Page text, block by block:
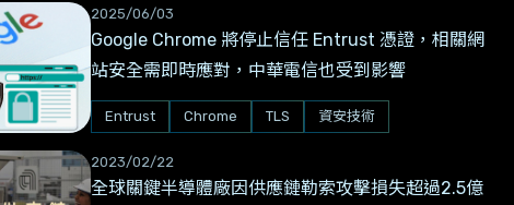
2025/06/03
Google Chrome 將停止信任 Entrust 憑證，相關網
站安全需即時應對，中華電信也受到影響
Entrust Chrome TLS 資安技術
2023/02/22
全球關鍵半導體廠因供應鏈勒索攻擊損失超過2.5億